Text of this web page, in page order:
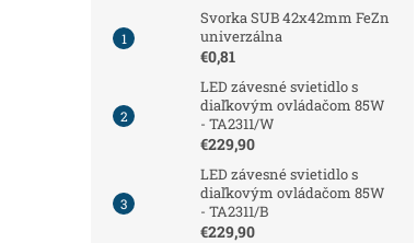
Svorka SUB 42x42mm FeZn
univerzálna
€0,81
LED závesné svietidlo s
diaľkovým ovládačom 85W
- TA2311/W
€229,90
LED závesné svietidlo s
diaľkovým ovládačom 85W
- TA2311/B
€229,90